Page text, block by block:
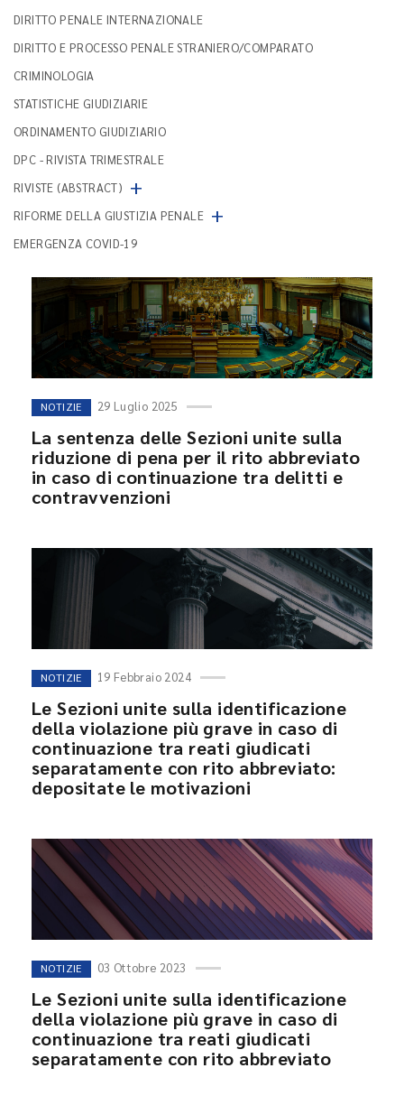
DIRITTO PENALE INTERNAZIONALE
DIRITTO E PROCESSO PENALE STRANIERO/COMPARATO
CRIMINOLOGIA
STATISTICHE GIUDIZIARIE
ORDINAMENTO GIUDIZIARIO
DPC - RIVISTA TRIMESTRALE
RIVISTE (ABSTRACT) +
RIFORME DELLA GIUSTIZIA PENALE +
EMERGENZA COVID-19
NOTIZIE 29 Luglio 2025
La sentenza delle Sezioni unite sulla
riduzione di pena per il rito abbreviato
in caso di continuazione tra delitti e
contravvenzioni
NOTIZIE 19 Febbraio 2024
Le Sezioni unite sulla identificazione
della violazione più grave in caso di
continuazione tra reati giudicati
separatamente con rito abbreviato:
depositate le motivazioni
NOTIZIE 03 Ottobre 2023
Le Sezioni unite sulla identificazione
della violazione più grave in caso di
continuazione tra reati giudicati
separatamente con rito abbreviato